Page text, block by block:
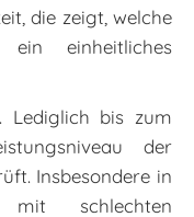
die zeigt, welche
einheitliches
Lediglich bis zum
der
Insbesondere in
mit schlechten